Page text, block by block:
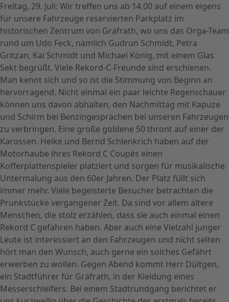
Freitag, 29. Juli: Wir treffen uns ab 14.00 auf einem eigens
für unsere Fahrzeuge reservierten Parkplatz im
historischen Zentrum von Gräfrath, wo uns das Orga-Team
rund um Udo Feck, nämlich Gudrun Schmidt, Petra
Gritzan, Kai Schmidt und Michael König, mit einem Glas
Sekt begrüßt. Viele Rekord-C-Freunde sind erschienen.
Man kennt sich und so ist die Stimmung von Beginn an
hervorragend. Nicht einmal ein paar leichte Regenschauer
können uns davon abhalten, den Nachmittag mit Kapuze
und Schirm bei Benzingesprächen bei unseren Fahrzeugen
zu verbringen. Eine große goldene 50 thront auf einer der
Karossen. Heike und Bernd Schlenkrich haben auf der
Motorhaube ihres Rekord C Coupés einen
Kofferplattenspieler platziert und sorgen für musikalische
Untermalung aus den 60er Jahren. Der Platz füllt sich
immer mehr. Viele begeisterte Besucher betrachten die
Prunkstücke vergangener Zeit. Da sind vor allem ältere
Menschen, die stolz erzählen, dass sie auch einmal einen
Rekord C gefahren haben. Aber auch eine Vielzahl junger
Leute ist interessiert an den Fahrzeugen und nicht selten
hört man den Wunsch, auch gerne ein solches Gefährt
erwerben zu wollen. Gegen Abend kommt Herr Dültgen,
ein Stadtführer für Gräfrath, in der Kleidung eines
Messerschleifers. Bei einem Stadtrundgang berichtet er